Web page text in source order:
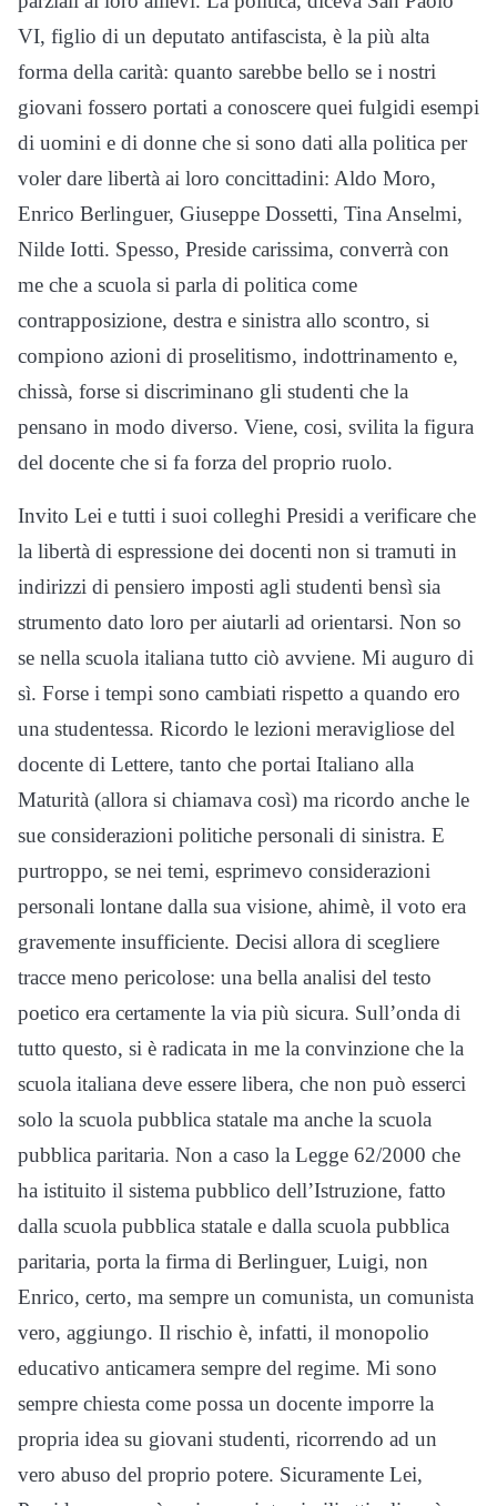
VI, figlio di un deputato antifascista, è la più alta
forma della carità: quanto sarebbe bello se i nostri
giovani fossero portati a conoscere quei fulgidi esempi
di uomini e di donne che si sono dati alla politica per
voler dare libertà ai loro concittadini: Aldo Moro,
Enrico Berlinguer, Giuseppe Dossetti, Tina Anselmi,
Nilde Iotti. Spesso, Preside carissima, converrà con
me che a scuola si parla di politica come
contrapposizione, destra e sinistra allo scontro, si
compiono azioni di proselitismo, indottrinamento e,
chissà, forse si discriminano gli studenti che la
pensano in modo diverso. Viene, cosi, svilita la figura
del docente che si fa forza del proprio ruolo.
Invito Lei e tutti i suoi colleghi Presidi a verificare che
la libertà di espressione dei docenti non si tramuti in
indirizzi di pensiero imposti agli studenti bensì sia
strumento dato loro per aiutarli ad orientarsi. Non so
se nella scuola italiana tutto ciò avviene. Mi auguro di
sì. Forse i tempi sono cambiati rispetto a quando ero
una studentessa. Ricordo le lezioni meravigliose del
docente di Lettere, tanto che portai Italiano alla
Maturità (allora si chiamava così) ma ricordo anche le
sue considerazioni politiche personali di sinistra. E
purtroppo, se nei temi, esprimevo considerazioni
personali lontane dalla sua visione, ahimè, il voto era
gravemente insufficiente. Decisi allora di scegliere
tracce meno pericolose: una bella analisi del testo
poetico era certamente la via più sicura. Sull’onda di
tutto questo, si è radicata in me la convinzione che la
scuola italiana deve essere libera, che non può esserci
solo la scuola pubblica statale ma anche la scuola
pubblica paritaria. Non a caso la Legge 62/2000 che
ha istituito il sistema pubblico dell’Istruzione, fatto
dalla scuola pubblica statale e dalla scuola pubblica
paritaria, porta la firma di Berlinguer, Luigi, non
Enrico, certo, ma sempre un comunista, un comunista
vero, aggiungo. Il rischio è, infatti, il monopolio
educativo anticamera sempre del regime. Mi sono
sempre chiesta come possa un docente imporre la
propria idea su giovani studenti, ricorrendo ad un
vero abuso del proprio potere. Sicuramente Lei,